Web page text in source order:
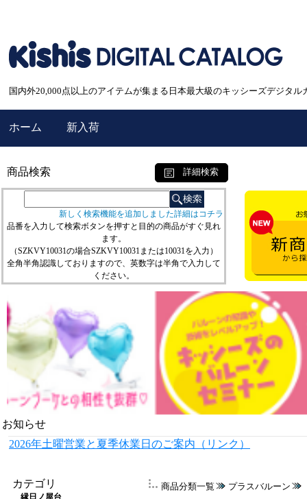
国内外20,000点以上のアイテムが集まる日本最大級のキッシーズデジタル
ホーム 新入荷
商品検索 詳細検索
新しく検索機能を追加しました詳細はコチラ
品番を入力して検索ボタンを押すと目的の商品がすぐ見れ
ます。
（SZKVY10031の場合SZKVY10031または10031を入力）
全角半角認識しておりますので、英数字は半角で入力して
ください。
お知らせ
2026年土曜営業と夏季休業日のご案内（リンク）
カテゴリ
縁日ノ屋台
商品分類一覧 プラスバルーン